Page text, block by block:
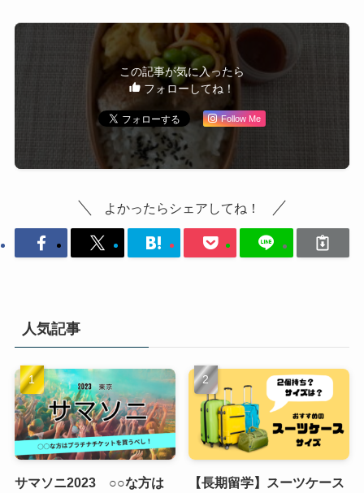
この記事が気に入ったら
フォローしてね！
Follow Me
よかったらシェアしてね！
人気記事
サマソニ2023 ○○な方は 【長期留学】スーツケース